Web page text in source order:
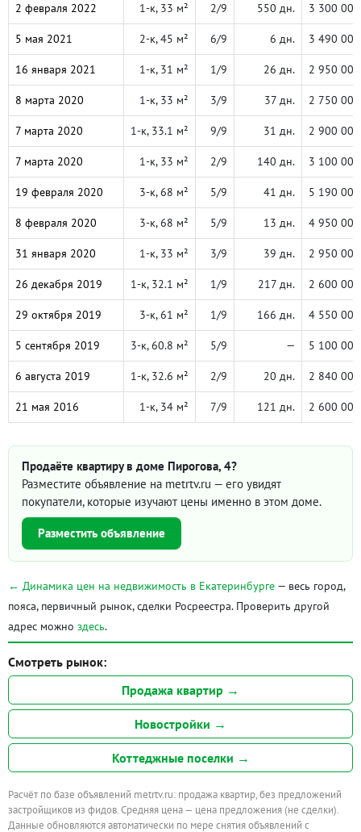
2 февраля 2022 1-к, 33 м² 2/9 550 дн. 3 300 000
5 мая 2021 2-к, 45 м² 6/9 6 дн. 3 490 000
16 января 2021 1-к, 31 м² 1/9 26 дн. 2 950 000
8 марта 2020 1-к, 33 м² 3/9 37 дн. 2 750 000
7 марта 2020 1-к, 33.1 м² 9/9 31 дн. 2 900 000
7 марта 2020 1-к, 33 м² 2/9 140 дн. 3 100 000
19 февраля 2020 3-к, 68 м² 5/9 41 дн. 5 190 000
8 февраля 2020 3-к, 68 м² 5/9 13 дн. 4 950 000
31 января 2020 1-к, 33 м² 3/9 39 дн. 2 950 000
26 декабря 2019 1-к, 32.1 м² 1/9 217 дн. 2 600 000
29 октября 2019 3-к, 61 м² 1/9 166 дн. 4 550 000
5 сентября 2019 3-к, 60.8 м² 5/9 — 5 100 000
6 августа 2019 1-к, 32.6 м² 2/9 20 дн. 2 840 000
21 мая 2016 1-к, 34 м² 7/9 121 дн. 2 600 000
Продаёте квартиру в доме Пирогова, 4?
Разместите объявление на metrtv.ru — его увидят
покупатели, которые изучают цены именно в этом доме.
Разместить объявление
← Динамика цен на недвижимость в Екатеринбурге — весь город,
пояса, первичный рынок, сделки Росреестра. Проверить другой
адрес можно здесь.
Смотреть рынок:
Продажа квартир →
Новостройки →
Коттеджные поселки →
Расчёт по базе объявлений metrtv.ru: продажа квартир, без предложений
застройщиков из фидов. Средняя цена — цена предложения (не сделки).
Данные обновляются автоматически по мере снятия объявлений с